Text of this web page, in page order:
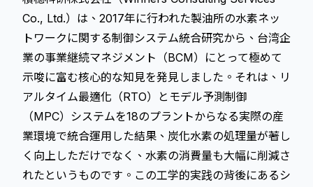
Co., Ltd.）は、2017年に行われた製油所の水素ネッ
トワークに関する制御システム統合研究から、台湾企
業の事業継続マネジメント（BCM）にとって極めて
示唆に富む核心的な知見を発見しました。それは、 リ
アルタイム最適化 （RTO）と モデル予測制御
（MPC）システムを18のプラントからなる実際の産
業環境で統合運用した結果、炭化水素の処理量が著し
く向上しただけでなく、水素の消費量も大幅に削減さ
れたというものです。この工学的実践の背後にあるシ